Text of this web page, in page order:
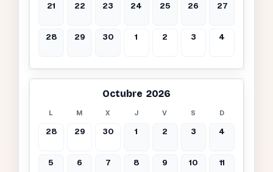
21 22 23 24 25 26 27
28 29 30 1 2 3 4
Octubre 2026
L M X J V S D
28 29 30 1 2 3 4
5 6 7 8 9 10 11